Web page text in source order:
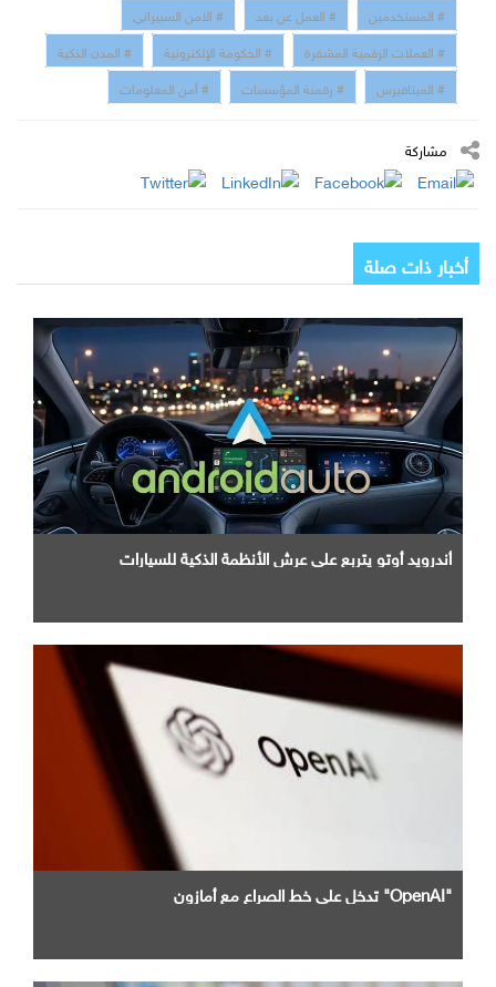
# المستخدمين
# العمل عن بعد
# الامن السبيراني
# العملات الرقمية المشفرة
# الحكومة الإلكترونية
# المدن الذكية
# الميتافيرس
# رقمنة المؤسسات # أمن المعلومات
مشاركة
أخبار ذات صلة
أندرويد أوتو يتربع علي عرش الأنظمة الذكية للسيارات
"OpenAI" تدخل علي خط الصراع مع أمازون